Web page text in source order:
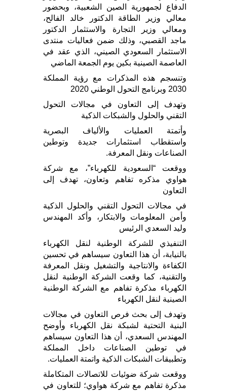
الدفاع لجمهورية الصين الشعبية، وبحضور
معالي وزير الطاقة الدكتور خالد الفالح،
ومعالي وزير التجارة والاستثمار الدكتور
ماجد القصبي، وذلك ضمن فعاليات منتدى
الاستثمار السعودي الصيني، الذي عقد في
العاصمة الصينية بكين يوم الجمعة الماضي
وتنسجم هذه المذكرات مع رؤية المملكة
2030 وبرنامج التحول الوطني 2020
وتهدف إلى التعاون في مجالات التحول
التقني والحلول والشبكات الذكية
وأتمتة العمليات والألياف البصرية
واستقطاب استثمارات جديدة وتوطين
الصناعات ونقل المعرفة.
ووقعت “السعودية للكهرباء”، مع شركة
هواوي مذكره تفاهم وتعاون، تهدف إلى
التعاون
في مجالات التحول التقني والحلول الذكية
وأمن المعلومات والابتكار، وأكد المهندس
وليد السعدي الرئيس
التنفيذي للشركة الوطنية لنقل الكهرباء
بالنيابة، أن هذا التعاون سيساهم في تحسين
الكفاءة والانتاجية والتشغيل ونقل المعرفة
والتقنية، كما وقعت الشركة الوطنية لنقل
الكهرباء مذكرة تفاهم مع الشركة الوطنية
الصينية لنقل الكهرباء
وتهدف إلى بحث فرص التعاون في مجالات
البنية التحتية لشبكة نقل الكهرباء وأوضح
المهندس السعدي، أن هذا التعاون سيساهم
في توطين الصناعات داخل المملكة
وتطبيقات الشبكات الذكية واتمتة العمليات.
ووقعت شركة ضوئيات للاتصالات المتكاملة
مذكرة تفاهم مع شركة هواوي؛ للتعاون في